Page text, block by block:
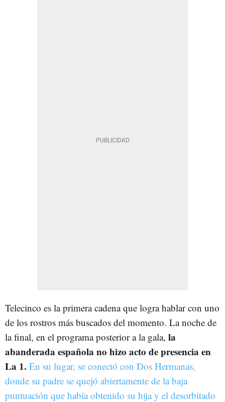
Telecinco es la primera cadena que logra hablar con uno
de los rostros más buscados del momento. La noche de
la final, en el programa posterior a la gala, la
abanderada española no hizo acto de presencia en
La 1. En su lugar, se conectó con Dos Hermanas,
donde su padre se quejó abiertamente de la baja
puntuación que había obtenido su hija y el desorbitado